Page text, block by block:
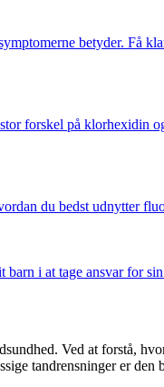
betyder. Få
forskel på
du bedst udnytter
i at tage ansvar for
Ved at forstå,
tandrensninger er den